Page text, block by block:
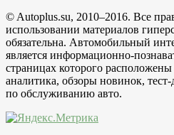
© Autoplus.su, 2010–2016. Все
использовании материалов
обязательна. Автомобильный
является информационно-
страницах которого
аналитика, обзоры новинок,
по обслуживанию авто.